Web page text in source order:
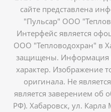
сайте представлена
"Пульсар" ООО
Интерфейс является
ООО "Тепловодохран" в
защищены. Информация
характер. Изображение
оригинала. Не
является заверением об
РФ). Хабаровск, ул. Карла